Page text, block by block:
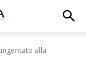
alla